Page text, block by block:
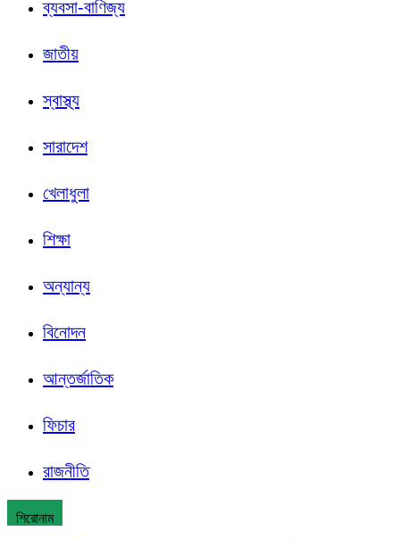
ব্যবসা-বাণিজ্য
জাতীয়
স্বাস্থ্য
সারাদেশ
খেলাধুলা
শিক্ষা
অন্যান্য
বিনোদন
আন্তর্জাতিক
ফিচার
রাজনীতি
শিরোনাম